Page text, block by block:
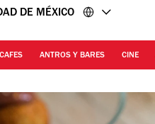
DE MÉXICO
ANTROS Y BARES CINE